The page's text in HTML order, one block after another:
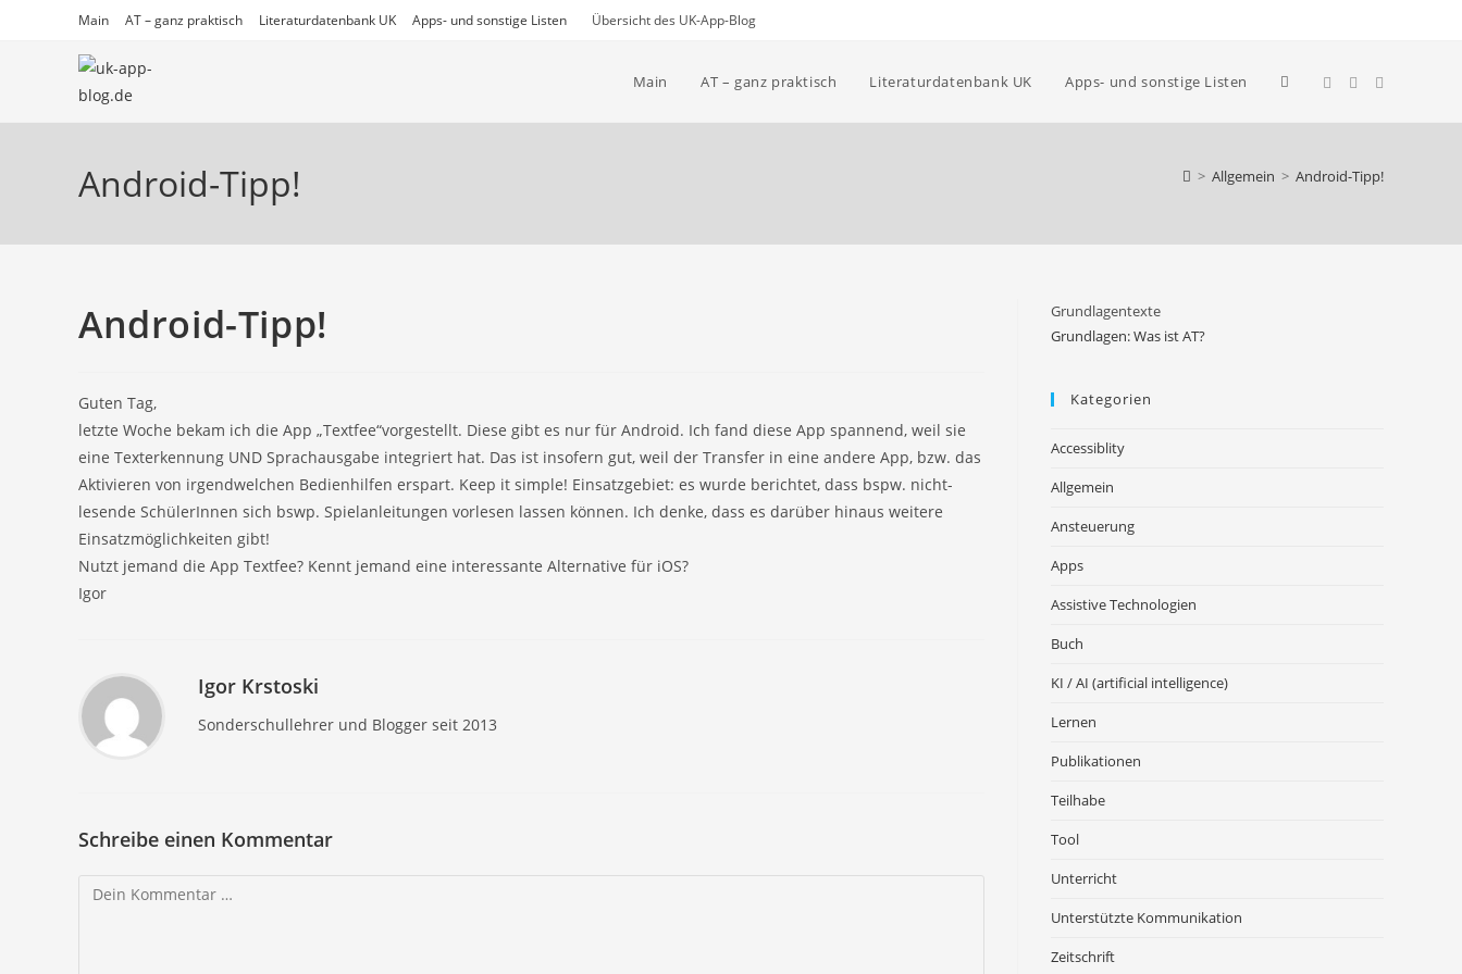
Main AT – ganz praktisch Literaturdatenbank UK Apps- und sonstige Listen Übersicht des UK-App-Blog
Main AT – ganz praktisch Literaturdatenbank UK Apps- und sonstige Listen Website-
umschalten
Android-Tipp! > Allgemein > Android-Tipp!
Android-Tipp!
Guten Tag,
letzte Woche bekam ich die App „Textfee“vorgestellt. Diese gibt es nur für Android. Ich fand diese App spannend, weil sie
eine Texterkennung UND Sprachausgabe integriert hat. Das ist insofern gut, weil der Transfer in eine andere App, bzw. das
Aktivieren von irgendwelchen Bedienhilfen erspart. Keep it simple! Einsatzgebiet: es wurde berichtet, dass bspw. nicht-
lesende SchülerInnen sich bswp. Spielanleitungen vorlesen lassen können. Ich denke, dass es darüber hinaus weitere
Einsatzmöglichkeiten gibt!
Nutzt jemand die App Textfee? Kennt jemand eine interessante Alternative für iOS?
Igor
Igor Krstoski
Sonderschullehrer und Blogger seit 2013
Schreibe einen Kommentar
Kommentar
Grundlagentexte
Grundlagen: Was ist AT?
Kategorien
Accessiblity
Allgemein
Ansteuerung
Apps
Assistive Technologien
Buch
KI / AI (artificial intelligence)
Lernen
Publikationen
Teilhabe
Tool
Unterricht
Unterstützte Kommunikation
Zeitschrift